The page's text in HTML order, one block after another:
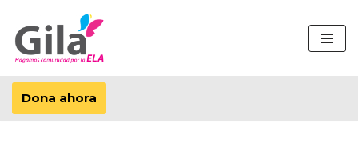
Saltar
al
contenido
Dona ahora